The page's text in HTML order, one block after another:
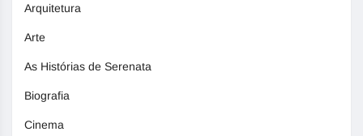
Arquitetura
Arte
As Histórias de Serenata
Biografia
Cinema